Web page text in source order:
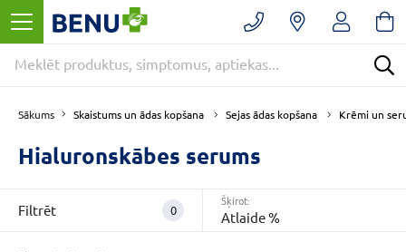
Sākums Skaistums un ādas kopšana Sejas ādas kopšana Krēmi un
FiltrētNoņemt
filtrus
Kategorijas
E
APTIEKA
(1)
Krēmi
un
serumi (1)
Hialuronskābes serums
Filtrēt 0
Šķirot:
Atlaide %